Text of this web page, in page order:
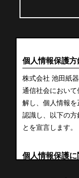
個人情報保護方
株式会社 池田紙
通信社会におい
解し、個人情報
認識し、以下の方
とを宣言します。
個人情報保護